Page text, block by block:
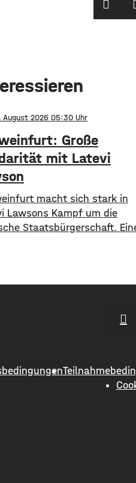
. August 2026 05:30
Große
mit Latevi
macht sich stark in
Lawsons Kampf um die
Staatsbürgerschaft.
aus Togo, lebt aber seit
acht Jahren betreibt er ein
bietet Kochkurse an